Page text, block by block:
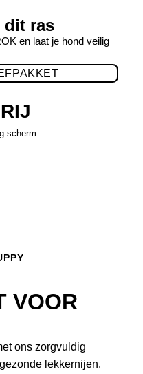
dit ras
en laat je hond veilig
scherm
VOOR
ons zorgvuldig
lekkernijen.